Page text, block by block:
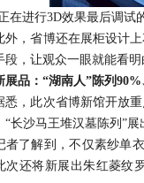
进行3D效果最后调试
省博还在展柜设计上
段，让观众一眼就能看
展品：“湖南人”陈列
此次省博新馆开放重
“长沙马王堆汉墓陈列”展
解到，不仅素纱单衣
次还将新展出朱红菱纹